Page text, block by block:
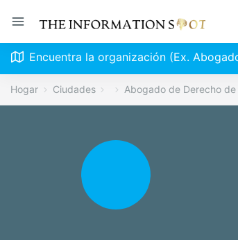
Encuentra la organización (Ex.
Hogar Ciudades Abogado de Derecho de